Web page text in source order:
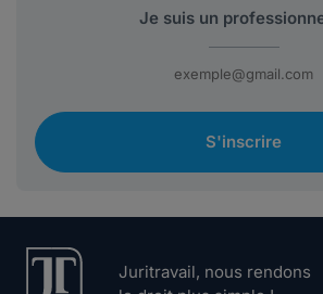
S'inscrire
Juritravail, nous rendons